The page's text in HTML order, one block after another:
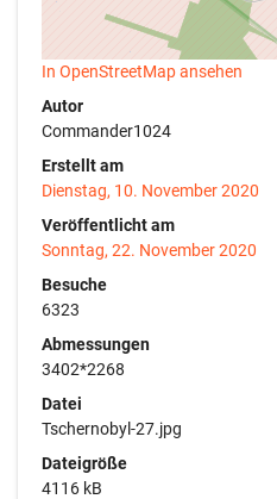
In OpenStreetMap ansehen
Autor
Commander1024
Erstellt am
Dienstag, 10. November 2020
Veröffentlicht am
Sonntag, 22. November 2020
Besuche
6323
Abmessungen
3402*2268
Datei
Tschernobyl-27.jpg
Dateigröße
4116 kB